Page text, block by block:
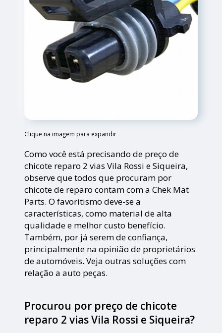
Clique na imagem para expandir
Como você está precisando de preço de
chicote reparo 2 vias Vila Rossi e Siqueira,
observe que todos que procuram por
chicote de reparo contam com a Chek Mat
Parts. O favoritismo deve-se a
características, como material de alta
qualidade e melhor custo benefício.
Também, por já serem de confiança,
principalmente na opinião de proprietários
de automóveis. Veja outras soluções com
relação a auto peças.
Procurou por preço de chicote
reparo 2 vias Vila Rossi e Siqueira?